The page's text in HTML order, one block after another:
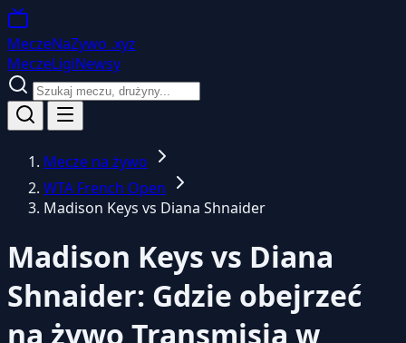
MeczeNaZywo .xyz
MeczeLigiNewsy
Mecze na żywo
WTA French Open
Madison Keys vs Diana Shnaider
Madison Keys vs Diana
Shnaider: Gdzie obejrzeć
na żywo Transmisja w